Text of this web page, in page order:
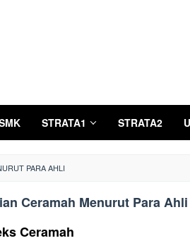
STRATA1 STRATA2
PARA AHLI
Ceramah Menurut Para Ahli
Ceramah